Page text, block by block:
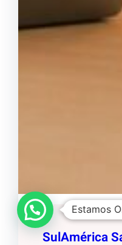
SulAmérica
Estamos